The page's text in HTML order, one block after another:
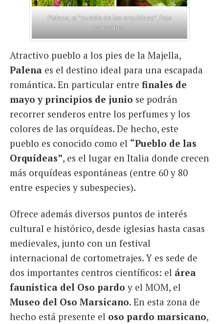
Palena, el “pueblo de las orquídeas”, foto
CanvaPro
Atractivo pueblo a los pies de la Majella,
Palena es el destino ideal para una escapada
romántica. En particular entre finales de
mayo y principios de junio se podrán
recorrer senderos entre los perfumes y los
colores de las orquídeas. De hecho, este
pueblo es conocido como el “Pueblo de las
Orquídeas”, es el lugar en Italia donde crecen
más orquídeas espontáneas (entre 60 y 80
entre especies y subespecies).
Ofrece además diversos puntos de interés
cultural e histórico, desde iglesias hasta casas
medievales, junto con un festival
internacional de cortometrajes. Y es sede de
dos importantes centros científicos: el área
faunística del Oso pardo y el MOM, el
Museo del Oso Marsicano. En esta zona de
hecho está presente el oso pardo marsicano,